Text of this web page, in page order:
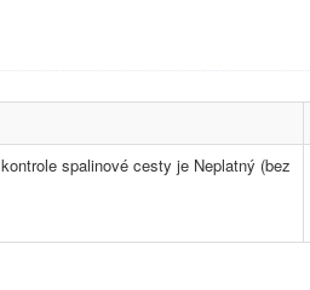
spalinové cesty je Neplatný (bez